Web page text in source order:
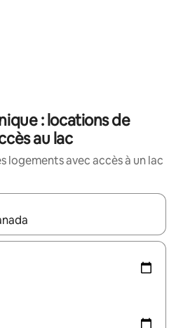
: locations de
au lac
logements avec accès à un lac
affichés, parcourez-les en utilisant